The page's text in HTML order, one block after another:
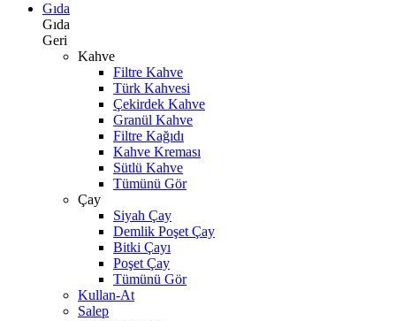
Gıda
Gıda
Geri
Kahve
Filtre Kahve
Türk Kahvesi
Çekirdek Kahve
Granül Kahve
Filtre Kağıdı
Kahve Kreması
Sütlü Kahve
Tümünü Gör
Çay
Siyah Çay
Demlik Poşet Çay
Bitki Çayı
Poşet Çay
Tümünü Gör
Kullan-At
Salep